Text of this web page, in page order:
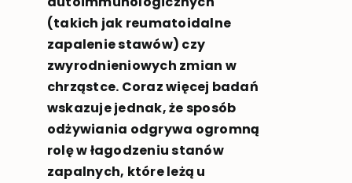
(takich jak reumatoidalne
zapalenie stawów) czy
zwyrodnieniowych zmian w
chrząstce. Coraz więcej badań
wskazuje jednak, że sposób
odżywiania odgrywa ogromną
rolę w łagodzeniu stanów
zapalnych, które leżą u